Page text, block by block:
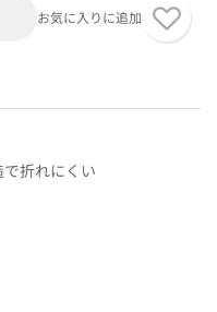
お気に入りに追加
折れにくい